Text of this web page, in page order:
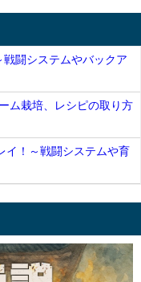
闘システムやバックア
ム栽培、レシピの取り方
イ！～戦闘システムや育